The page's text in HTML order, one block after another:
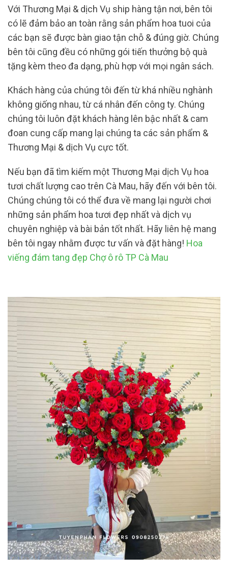
Với Thương Mại & dịch Vụ ship hàng tận nơi, bên tôi
có lẽ đảm bảo an toàn rằng sản phẩm hoa tuoi của
các bạn sẽ được bàn giao tận chỗ & đúng giờ. Chúng
bên tôi cũng đều có những gói tiến thưởng bộ quà
tặng kèm theo đa dạng, phù hợp với mọi ngân sách.
Khách hàng của chúng tôi đến từ khá nhiều nghành
không giống nhau, từ cá nhân đến công ty. Chúng
chúng tôi luôn đặt khách hàng lên bậc nhất & cam
đoan cung cấp mang lại chúng ta các sản phẩm &
Thương Mại & dịch Vụ cực tốt.
Nếu bạn đã tìm kiếm một Thương Mại dịch Vụ hoa
tươi chất lượng cao trên Cà Mau, hãy đến với bên tôi.
Chúng chúng tôi có thể đưa về mang lại người chơi
những sản phẩm hoa tươi đẹp nhất và dịch vụ
chuyên nghiệp và bài bản tốt nhất. Hãy liên hệ mang
bên tôi ngay nhằm được tư vấn và đặt hàng! Hoa
viếng đám tang đẹp Chợ ô rô TP Cà Mau